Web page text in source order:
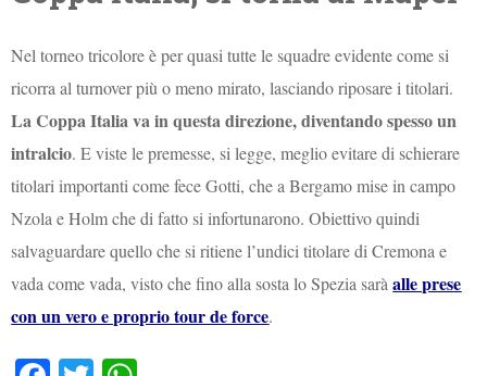
Nel torneo tricolore è per quasi tutte le squadre evidente come si
ricorra al turnover più o meno mirato, lasciando riposare i titolari.
La Coppa Italia va in questa direzione, diventando spesso un
intralcio. E viste le premesse, si legge, meglio evitare di schierare
titolari importanti come fece Gotti, che a Bergamo mise in campo
Nzola e Holm che di fatto si infortunarono. Obiettivo quindi
salvaguardare quello che si ritiene l’undici titolare di Cremona e
vada come vada, visto che fino alla sosta lo Spezia saràalle prese
con un vero e proprio tour de force.